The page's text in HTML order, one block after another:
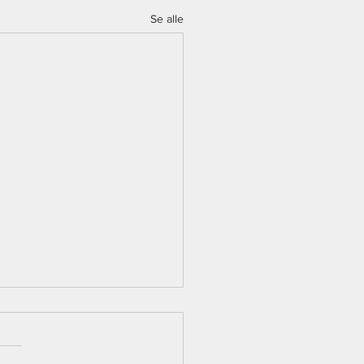
Se alle